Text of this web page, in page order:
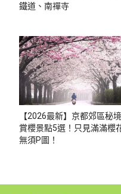
鐵道、南禪寺
【2026最新】京都郊區秘境
賞櫻景點5選！只見滿滿櫻
無須P圖！